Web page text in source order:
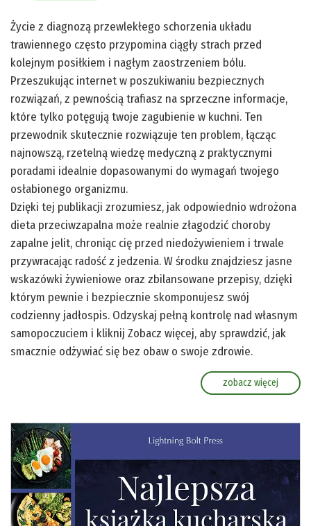
Życie z diagnozą przewlekłego schorzenia układu
trawiennego często przypomina ciągły strach przed
kolejnym posiłkiem i nagłym zaostrzeniem bólu.
Przeszukując internet w poszukiwaniu bezpiecznych
rozwiązań, z pewnością trafiasz na sprzeczne informacje,
które tylko potęgują twoje zagubienie w kuchni. Ten
przewodnik skutecznie rozwiązuje ten problem, łącząc
najnowszą, rzetelną wiedzę medyczną z praktycznymi
poradami idealnie dopasowanymi do wymagań twojego
osłabionego organizmu.
Dzięki tej publikacji zrozumiesz, jak odpowiednio wdrożona
dieta przeciwzapalna może realnie złagodzić choroby
zapalne jelit, chroniąc cię przed niedożywieniem i trwale
przywracając radość z jedzenia. W środku znajdziesz jasne
wskazówki żywieniowe oraz zbilansowane przepisy, dzięki
którym pewnie i bezpiecznie skomponujesz swój
codzienny jadłospis. Odzyskaj pełną kontrolę nad własnym
samopoczuciem i kliknij Zobacz więcej, aby sprawdzić, jak
smacznie odżywiać się bez obaw o swoje zdrowie.
zobacz więcej